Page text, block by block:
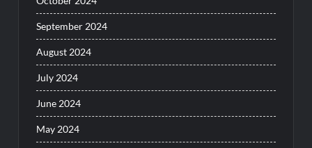
September 2024
August 2024
July 2024
June 2024
May 2024